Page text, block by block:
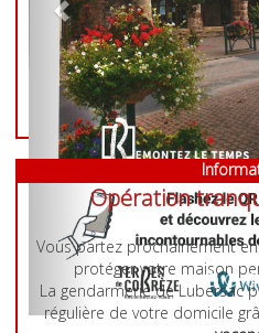
Opération
Vous partez prochainement
protéger votre maison
La gendarmerie de Lubersac
régulière de votre domicile